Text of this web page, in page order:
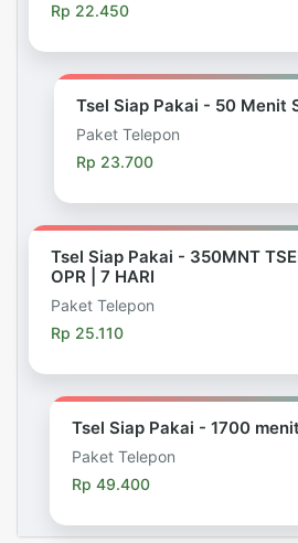
Rp 22.450
Tsel Siap Pakai - 50 Menit
Paket Telepon
Rp 23.700
Tsel Siap Pakai - 350MNT
OPR | 7 HARI
Paket Telepon
Rp 25.110
Tsel Siap Pakai - 1700
Paket Telepon
Rp 49.400